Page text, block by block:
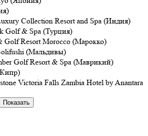
Collection Resort and Spa (Индия)
Golf & Spa (Турция)
Golf Resort Morocco (Марокко)
(Мальдивы)
Golf Resort & Spa (Маврикий)
Victoria Falls Zambia Hotel by Anantara